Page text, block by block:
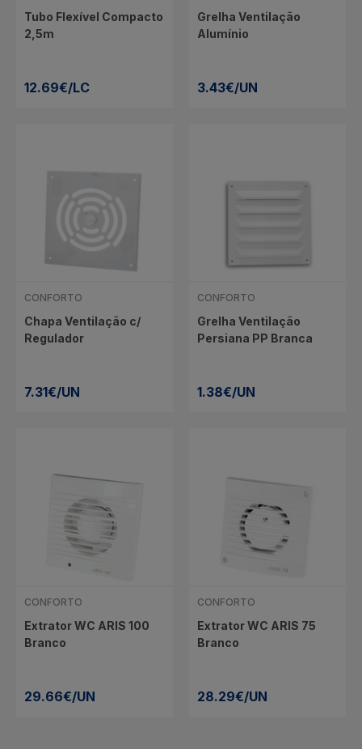
Tubo Flexível Compacto
2,5m
12.69€/LC
Grelha Ventilação
Alumínio
3.43€/UN
CONFORTO
Chapa Ventilação c/
Regulador
7.31€/UN
CONFORTO
Grelha Ventilação
Persiana PP Branca
1.38€/UN
CONFORTO
Extrator WC ARIS 100
Branco
29.66€/UN
CONFORTO
Extrator WC ARIS 75
Branco
28.29€/UN